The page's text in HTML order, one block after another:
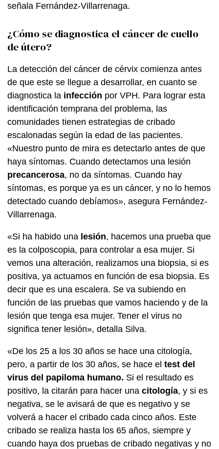
señala Fernández-Villarrenaga.
¿Cómo se diagnostica el cáncer de cuello
de útero?
La detección del cáncer de cérvix comienza antes
de que este se llegue a desarrollar, en cuanto se
diagnostica la infección por VPH. Para lograr esta
identificación temprana del problema, las
comunidades tienen estrategias de cribado
escalonadas según la edad de las pacientes.
«Nuestro punto de mira es detectarlo antes de que
haya síntomas. Cuando detectamos una lesión
precancerosa, no da síntomas. Cuando hay
síntomas, es porque ya es un cáncer, y no lo hemos
detectado cuando debíamos», asegura Fernández-
Villarrenaga.
«Si ha habido una lesión, hacemos una prueba que
es la colposcopia, para controlar a esa mujer. Si
vemos una alteración, realizamos una biopsia, si es
positiva, ya actuamos en función de esa biopsia. Es
decir que es una escalera. Se va subiendo en
función de las pruebas que vamos haciendo y de la
lesión que tenga esa mujer. Tener el virus no
significa tener lesión», detalla Silva.
«De los 25 a los 30 años se hace una citología,
pero, a partir de los 30 años, se hace el test del
virus del papiloma humano. Si el resultado es
positivo, la citarán para hacer una citología, y si es
negativa, se le avisará de que es negativo y se
volverá a hacer el cribado cada cinco años. Este
cribado se realiza hasta los 65 años, siempre y
cuando haya dos pruebas de cribado negativas y no